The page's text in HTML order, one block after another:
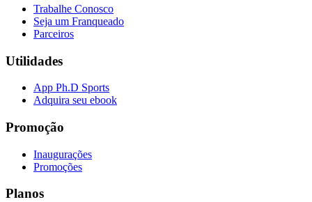
Trabalhe Conosco
Seja um Franqueado
Parceiros
Utilidades
App Ph.D Sports
Adquira seu ebook
Promoção
Inaugurações
Promoções
Planos